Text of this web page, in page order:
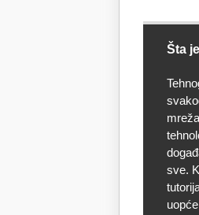
Šta
sve.